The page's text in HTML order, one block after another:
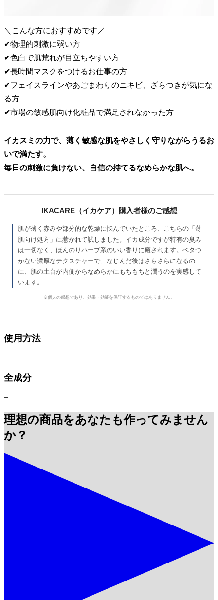
＼こんな方におすすめです／
✔物理的刺激に弱い方
✔色白で肌荒れが目立ちやすい方
✔長時間マスクをつけるお仕事の方
✔フェイスラインやあごまわりのニキビ、ざらつきが気にな
る方
✔市場の敏感肌向け化粧品で満足されなかった方
イカスミの力で、薄く敏感な肌をやさしく守りながらうるお
いで満たす。
毎日の刺激に負けない、自信の持てるなめらかな肌へ。
IKACARE（イカケア）購入者様のご感想
肌が薄く赤みや部分的な乾燥に悩んでいたところ、こちらの「薄
肌向け処方」に惹かれて試しました。イカ成分ですが特有の臭み
は一切なく、ほんのりハーブ系のいい香りに癒されます。ベタつ
かない濃厚なテクスチャーで、なじんだ後はさらさらになるの
に、肌の土台が内側からなめらかにもちもちと潤うのを実感して
います。
※個人の感想であり、効果・効能を保証するものではありません。
使用方法
+
全成分
+
理想の商品をあなたも作ってみません
か？